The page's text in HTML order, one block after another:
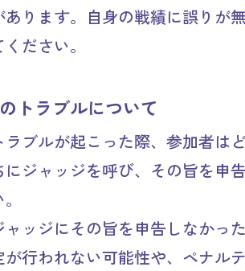
ります。自身の戦績に誤りが
ださい。
トラブルについて
ラブルが起こった際、参加者は
にジャッジを呼び、その旨を申
ャッジにその旨を申告しなかっ
が行われない可能性や、ペナル